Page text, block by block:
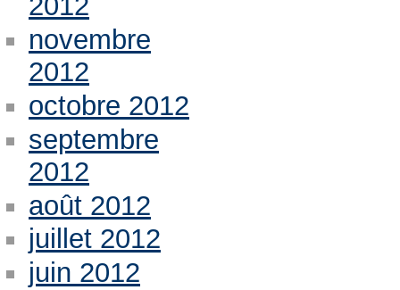
novembre
2012
octobre 2012
septembre
2012
août 2012
juillet 2012
juin 2012